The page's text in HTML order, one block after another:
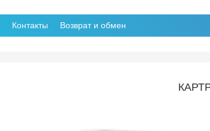
Контакты Возврат и обмен